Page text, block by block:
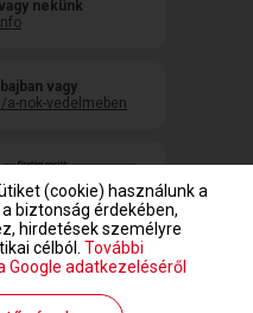
nekünk
vagy
a-nok-vedelmeben
Dating Central Europe Zrt.
(cookie) használunk a
biztonság érdekében,
hirdetések személyre
célból. További
Google adatkezeléséről